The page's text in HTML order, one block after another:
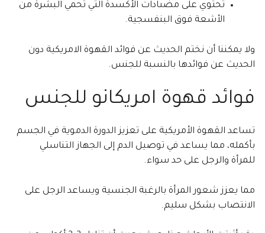
تحتوي على مضىادات الأكسدة التي تحمي البشرة من
الأشعة فوق البنفسجية.
ولا يمكننا أن نختم الحديث عن فوائد القهوة الامريكية دون
الحديث عن فوائدها بالنسبة للجنس.
فوائد قهوة امريكانو للجنس
تساعد القهوة الأمريكية على تعزيز الدورة الدموية في الجسم
بأكمله، مما يساعد في توصيل الدم إلى الجهاز التناسلي
للمرأة والرجل على حد سواء.
مما يعزز شعور المرأة بالرغبة الجنسية ويساعد الرجل على
الانتصاب بشكل سليم.